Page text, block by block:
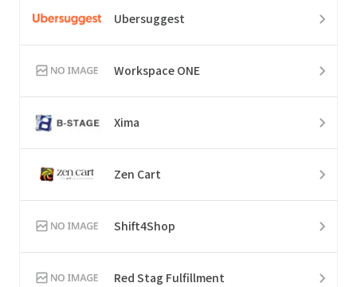
Ubersuggest
Workspace ONE
Xima
Zen Cart
Shift4Shop
Red Stag Fulfillment